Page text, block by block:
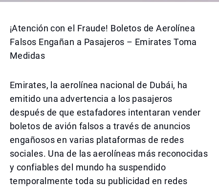
¡Atención con el Fraude! Boletos de Aerolínea
Falsos Engañan a Pasajeros – Emirates Toma
Medidas
Emirates, la aerolínea nacional de Dubái, ha
emitido una advertencia a los pasajeros
después de que estafadores intentaran vender
boletos de avión falsos a través de anuncios
engañosos en varias plataformas de redes
sociales. Una de las aerolíneas más reconocidas
y confiables del mundo ha suspendido
temporalmente toda su publicidad en redes